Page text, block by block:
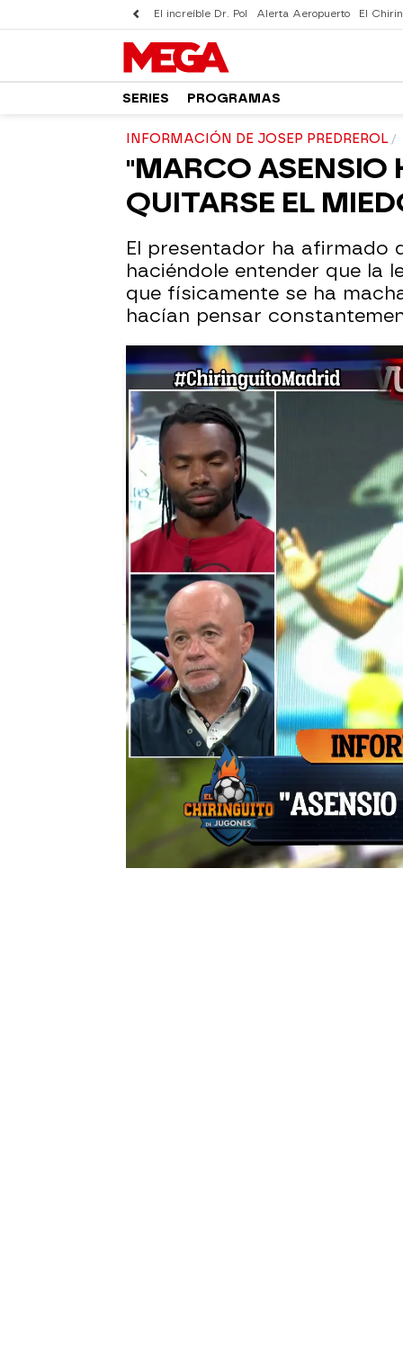
El increíble Dr. Pol Alerta Aeropuerto El
SERIES PROGRAMAS
INFORMACIÓN DE JOSEP PREDREROL
"MARCO ASENSIO
QUITARSE EL
El presentador ha afirmado
haciéndole entender que la
que físicamente se ha
hacían pensar
El Chiringuito
Madrid
Publicado:23 de septiembre de 2021,
Josep Pedrerol Real Madrid